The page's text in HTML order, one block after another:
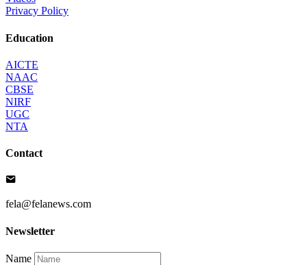
Privacy Policy
Education
AICTE
NAAC
CBSE
NIRF
UGC
NTA
Contact
fela@felanews.com
Newsletter
Name